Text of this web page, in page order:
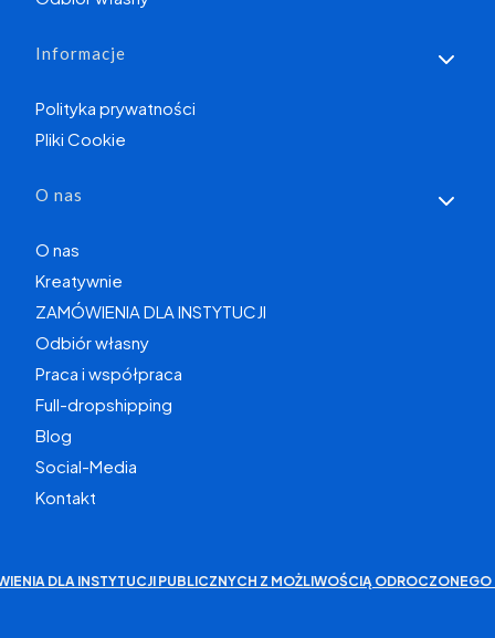
Informacje
Polityka prywatności
Pliki Cookie
O nas
O nas
Kreatywnie
ZAMÓWIENIA DLA INSTYTUCJI
Odbiór własny
Praca i współpraca
Full-dropshipping
Blog
Social-Media
Kontakt
DLA INSTYTUCJI PUBLICZNYCH Z MOŻLIWOŚCIĄ ODROCZONEGO